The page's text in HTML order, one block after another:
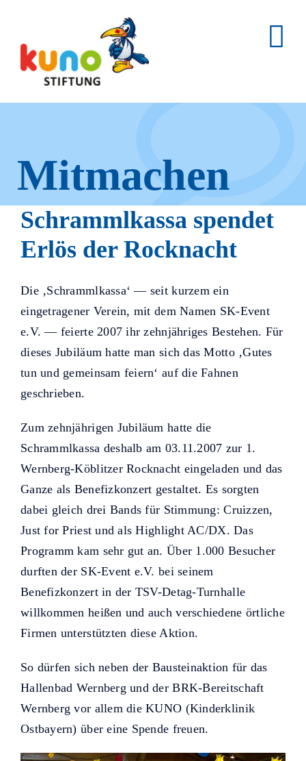
content
Mitmachen
und helfen.
Hier erfahren Sie, wie fleißige
Helfer KUNO bisher unterstützt
haben.
Schrammlkassa spendet
Erlös der Rocknacht
Die ‚Schrammlkassa‘ — seit kurzem ein
eingetragener Verein, mit dem Namen SK-Event
e.V. — feierte 2007 ihr zehnjähriges Bestehen. Für
dieses Jubiläum hatte man sich das Motto ‚Gutes
tun und gemeinsam feiern‘ auf die Fahnen
geschrieben.
Zum zehnjährigen Jubiläum hatte die
Schrammlkassa deshalb am 03.11.2007 zur 1.
Wernberg-Köblitzer Rocknacht eingeladen und das
Ganze als Benefizkonzert gestaltet. Es sorgten
dabei gleich drei Bands für Stimmung: Cruizzen,
Just for Priest und als Highlight AC/DX. Das
Programm kam sehr gut an. Über 1.000 Besucher
durften der SK-Event e.V. bei seinem
Benefizkonzert in der TSV-Detag-Turnhalle
willkommen heißen und auch verschiedene örtliche
Firmen unterstützten diese Aktion.
So dürfen sich neben der Bausteinaktion für das
Hallenbad Wernberg und der BRK-Bereitschaft
Wernberg vor allem die KUNO (Kinderklinik
Ostbayern) über eine Spende freuen.